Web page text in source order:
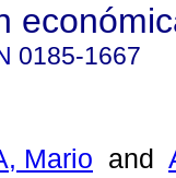
0185-1667
Mario and